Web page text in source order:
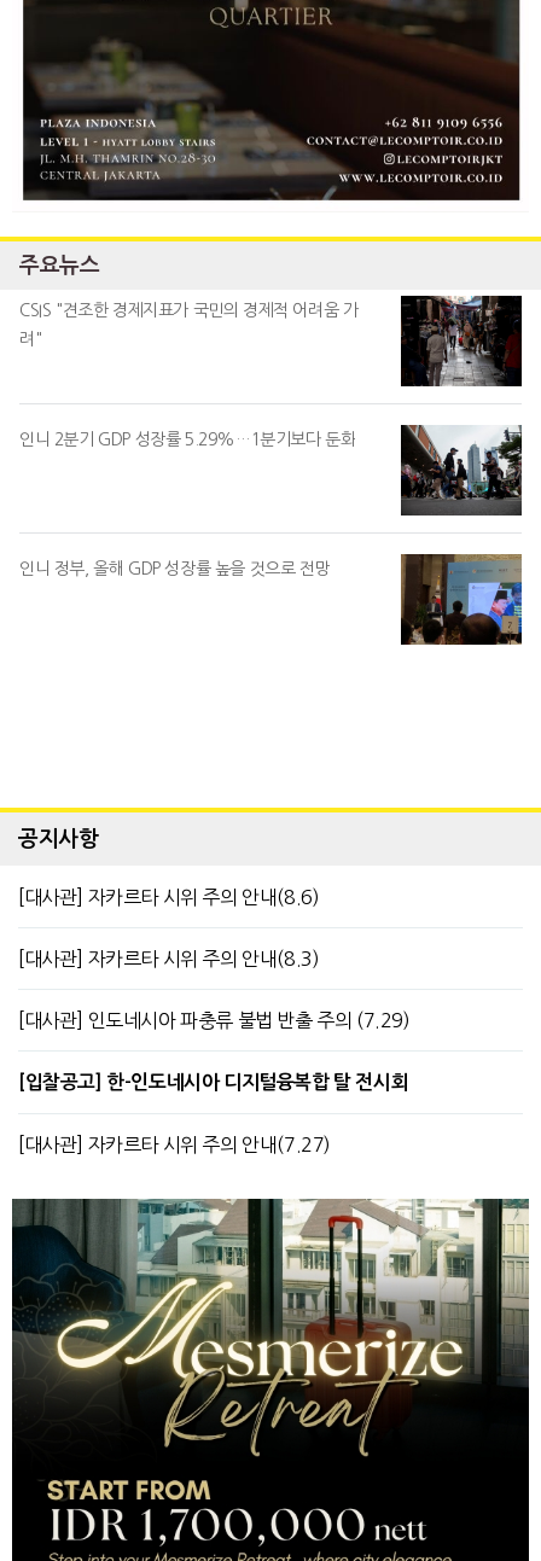
주요뉴스
CSIS "견조한 경제지표가 국민의 경제적 어려움 가
려"
인니 2분기 GDP 성장률 5.29%…1분기보다 둔화
인니 정부, 올해 GDP 성장률 높을 것으로 전망
공지사항
[대사관] 자카르타 시위 주의 안내(8.6)
[대사관] 자카르타 시위 주의 안내(8.3)
[대사관] 인도네시아 파충류 불법 반출 주의 (7.29)
[입찰공고] 한-인도네시아 디지털융복합 탈 전시회
[대사관] 자카르타 시위 주의 안내(7.27)